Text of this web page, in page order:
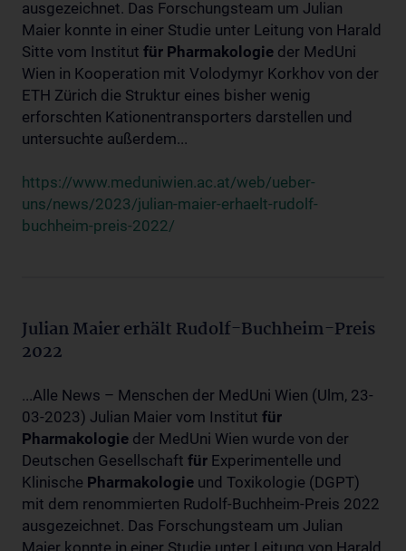
ausgezeichnet. Das Forschungsteam um Julian
Maier konnte in einer Studie unter Leitung von Harald
Sitte vom Institut für Pharmakologie der MedUni
Wien in Kooperation mit Volodymyr Korkhov von der
ETH Zürich die Struktur eines bisher wenig
erforschten Kationentransporters darstellen und
untersuchte außerdem...
https://www.meduniwien.ac.at/web/ueber-
uns/news/2023/julian-maier-erhaelt-rudolf-
buchheim-preis-2022/
Julian Maier erhält Rudolf-Buchheim-Preis
2022
...Alle News – Menschen der MedUni Wien (Ulm, 23-
03-2023) Julian Maier vom Institut für
Pharmakologie der MedUni Wien wurde von der
Deutschen Gesellschaft für Experimentelle und
Klinische Pharmakologie und Toxikologie (DGPT)
mit dem renommierten Rudolf-Buchheim-Preis 2022
ausgezeichnet. Das Forschungsteam um Julian
Maier konnte in einer Studie unter Leitung von Harald